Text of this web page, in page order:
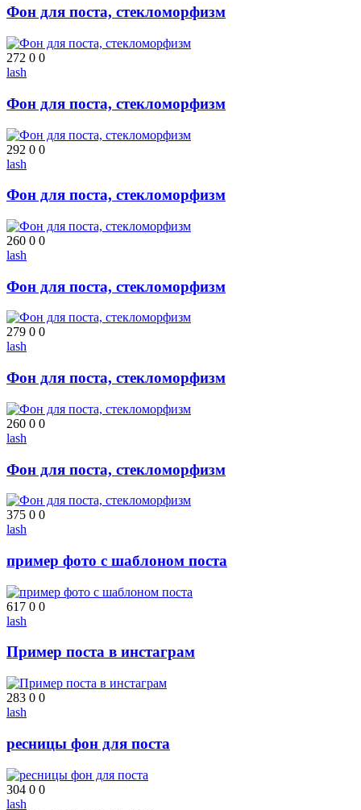
Фон для поста, стекломорфизм
272 0 0
lash
Фон для поста, стекломорфизм
292 0 0
lash
Фон для поста, стекломорфизм
260 0 0
lash
Фон для поста, стекломорфизм
279 0 0
lash
Фон для поста, стекломорфизм
260 0 0
lash
Фон для поста, стекломорфизм
375 0 0
lash
пример фото с шаблоном поста
617 0 0
lash
Пример поста в инстаграм
283 0 0
lash
ресницы фон для поста
304 0 0
lash